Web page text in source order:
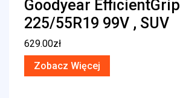
Goodyear EfficientGrip
225/55R19 99V , SUV
629.00zł
Zobacz Więcej